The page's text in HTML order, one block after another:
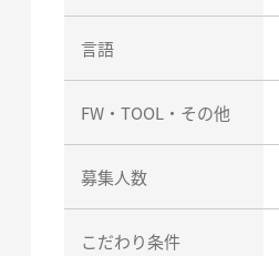
言語
FW・TOOL・その他
募集人数
こだわり条件